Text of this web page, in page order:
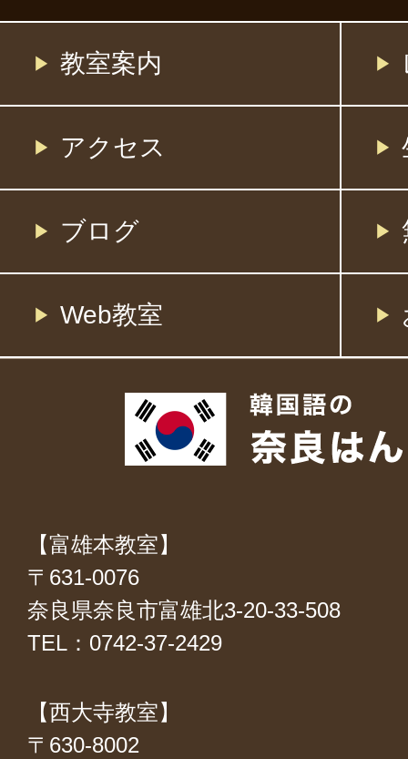
教室案内
アクセス
ブログ
Web教室
【富雄本教室】
〒631-0076
奈良県奈良市富雄北3-20-33-508
TEL：0742-37-2429
【西大寺教室】
〒630-8002